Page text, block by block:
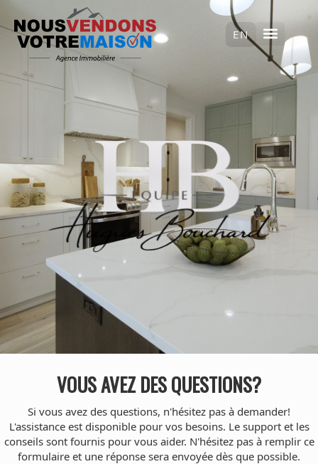
ENGLISH
VOUS AVEZ DES QUESTIONS?
Si vous avez des questions, n'hésitez pas à demander!
L'assistance est disponible pour vos besoins. Le support et les
conseils sont fournis pour vous aider. N'hésitez pas à remplir ce
formulaire et une réponse sera envoyée dès que possible.